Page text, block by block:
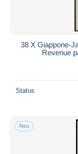
38 X Giappone-
Revenue
Status
Neu